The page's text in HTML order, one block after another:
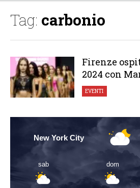
Tag: carbonio
Firenze
2024 con
EVENTI
New York City
sab dom